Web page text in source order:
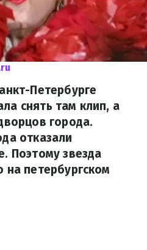
Петербурге
снять там клип, а
города.
отказали
Поэтому звезда
на петербургском